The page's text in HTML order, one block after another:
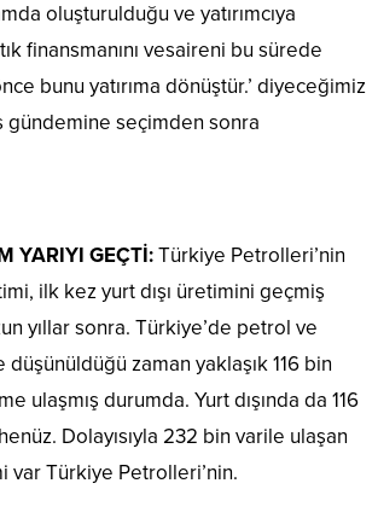
oluşturulduğu ve yatırımcıya
finansmanını vesaireni bu sürede
bunu yatırıma dönüştür.’ diyeceğimiz
gündemine seçimden sonra
YARIYI GEÇTİ:Türkiye Petrolleri’nin
ilk kez yurt dışı üretimini geçmiş
yıllar sonra. Türkiye’de petrol ve
zaman yaklaşık 116 bin
ulaşmış durumda. Yurt dışında da 116
Dolayısıyla 232 bin varile ulaşan
var Türkiye Petrolleri’nin.